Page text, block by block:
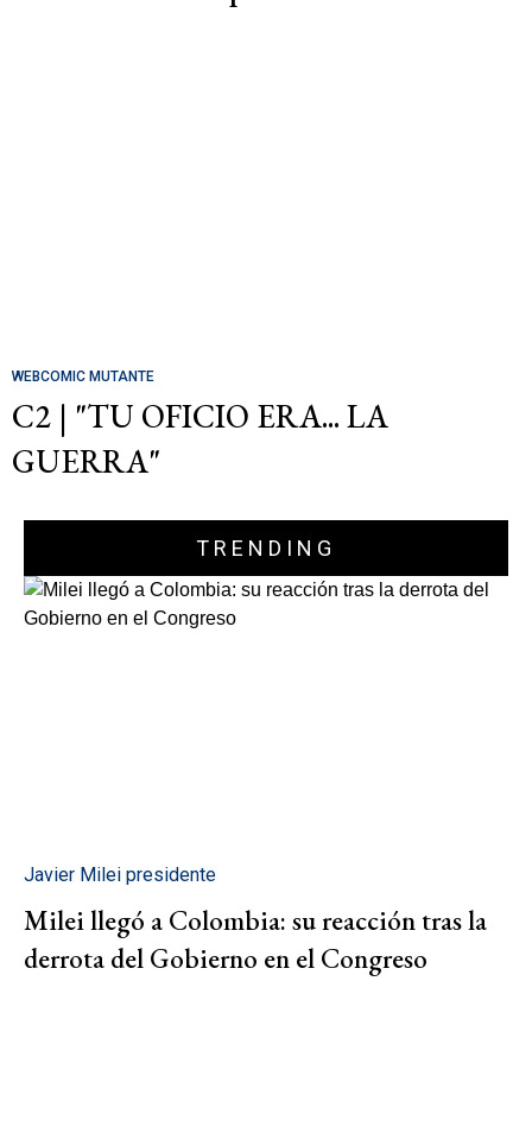
WEBCOMIC MUTANTE
C2 | "TU OFICIO ERA... LA
GUERRA"
TRENDING
Javier Milei presidente
Milei llegó a Colombia: su reacción tras la
derrota del Gobierno en el Congreso